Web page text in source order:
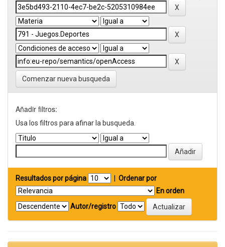
Comenzar nueva busqueda
Añadir filtros:
Usa los filtros para afinar la busqueda.
Resultados por página
Ordenar por
En orden
Autor/registro